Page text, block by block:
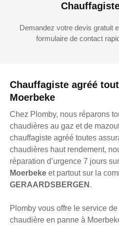
Chauffagiste agréé
Moerbeke
Chez Plomby, nous réparons
chaudières au gaz et de
chauffagiste agréé toutes
chaudières haut rendement,
réparation d’urgence 7 jours
Moerbeke et partout sur la
GERAARDSBERGEN .
Plomby vous offre le service
chaudière en panne à
Demandez votre devis gratuit
formulaire de contact